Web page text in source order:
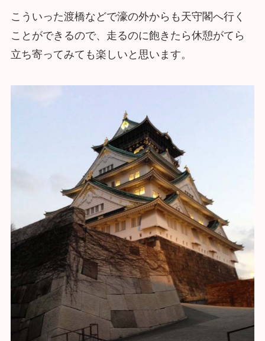
こういった渡橋などで濠の外からも天守閣へ行く
ことができるので、走るのに飽きたら休憩がてら
立ち寄ってみても楽しいと思います。